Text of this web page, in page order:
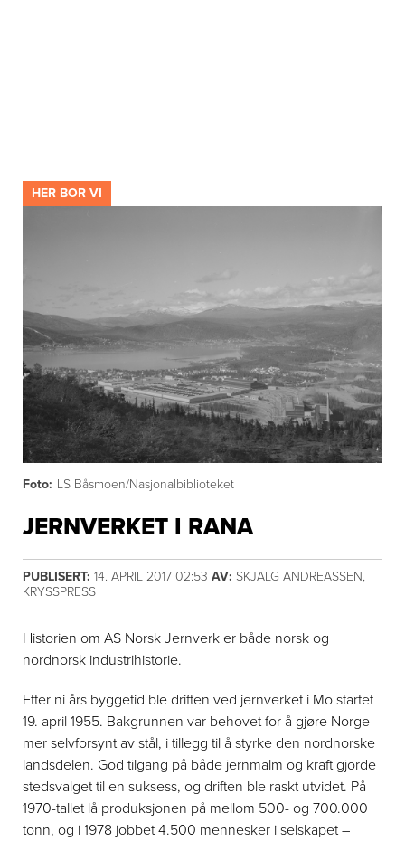
HER BOR VI
Foto: LS Båsmoen/Nasjonalbiblioteket
JERNVERKET I RANA
PUBLISERT: 14. APRIL 2017 02:53 AV: SKJALG ANDREASSEN,
KRYSSPRESS
Historien om AS Norsk Jernverk er både norsk og
nordnorsk industrihistorie.
Etter ni års byggetid ble driften ved jernverket i Mo startet
19. april 1955. Bakgrunnen var behovet for å gjøre Norge
mer selvforsynt av stål, i tillegg til å styrke den nordnorske
landsdelen. God tilgang på både jernmalm og kraft gjorde
stedsvalget til en suksess, og driften ble raskt utvidet. På
1970-tallet lå produksjonen på mellom 500- og 700.000
tonn, og i 1978 jobbet 4.500 mennesker i selskapet –